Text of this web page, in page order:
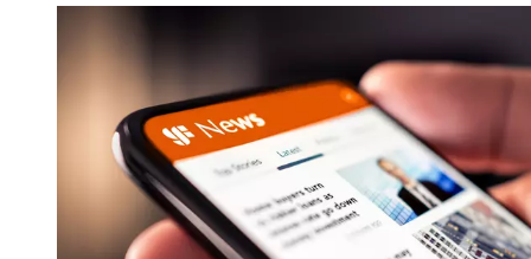
USA
Bereich
der
Siliziumphotonik
SEALSQ
GlobalFoundries
schließen
Partnerschaft
zur
Beschleunigung
der
Entwicklung
in
neuen
Tab
geöffnet)